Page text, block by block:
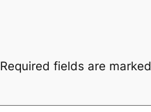
Required fields are marked